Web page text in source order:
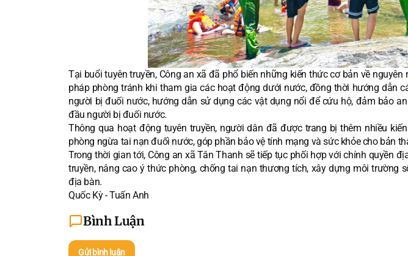
Tại buổi tuyên truyền, Công an xã đã phổ biến những kiến thức cơ bản về
pháp phòng tránh khi tham gia các hoạt động dưới nước, đồng thời hướng dẫn
người bị đuối nước, hướng dẫn sử dụng các vật dụng nổi để cứu hộ, đảm bảo
đầu người bị đuối nước.
Thông qua hoạt động tuyên truyền, người dân đã được trang bị thêm nhiều
phòng ngừa tai nạn đuối nước, góp phần bảo vệ tính mạng và sức khỏe cho bản
Trong thời gian tới, Công an xã Tân Thanh sẽ tiếp tục phối hợp với chính quyền
truyền, nâng cao ý thức phòng, chống tai nạn thương tích, xây dựng môi trường
địa bàn.
Quốc Kỳ - Tuấn Anh
Bình Luận
Gửi bình luận